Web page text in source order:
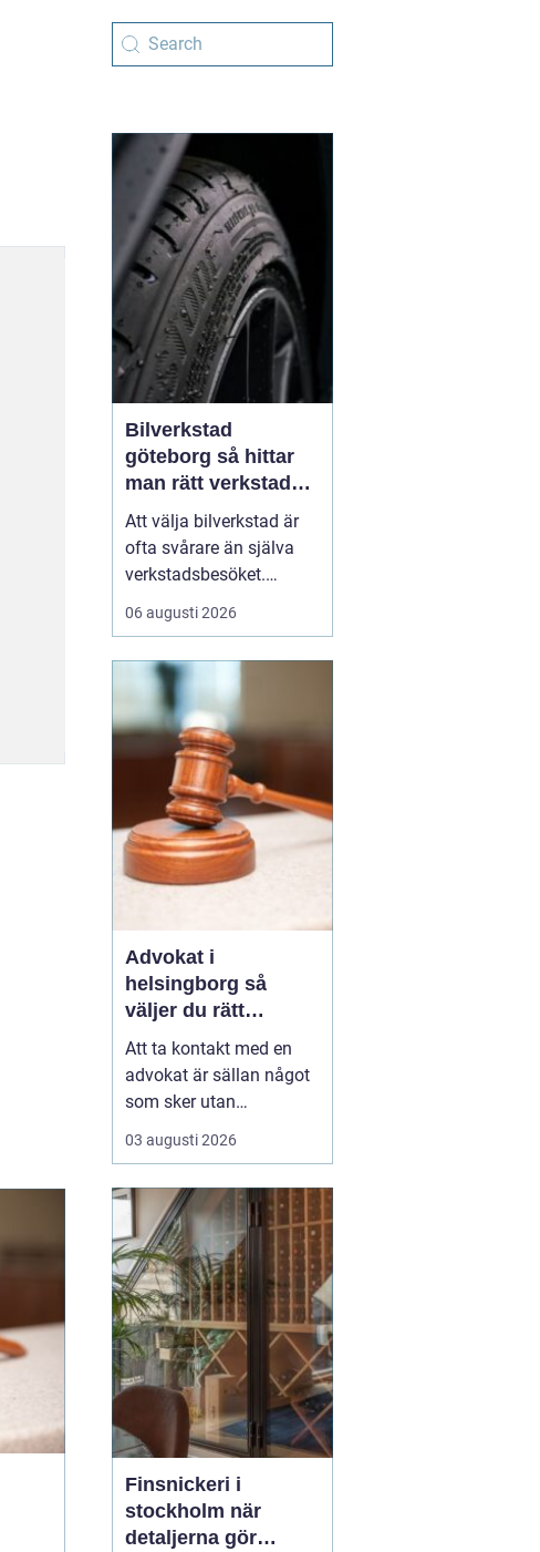
Bilverkstad
göteborg så hittar
man rätt verkstad
för sin bil
Att välja bilverkstad är
ofta svårare än själva
verkstadsbesöket.
Många bilägare i
Göteborg upplever
som skiljer sig stort,
varierande kvalitet och
en känsla av osäkerhet
kring vad som faktiskt
ingår i en service.
Samtidigt är b...
06 augusti 2026
Advokat i
helsingborg så
väljer du rätt
juridisk hjälp
Att ta kontakt med en
advokat är sällan något
som sker utan
anledning. Ofta handlar
det om en konflikt, en
affärsmöjlighet som
kräver trygg juridisk
vägledning. För den som
söker advokat
helsingborg blir
utmaningen inte bara a...
03 augusti 2026
Finsnickeri i
stockholm när
detaljerna gör